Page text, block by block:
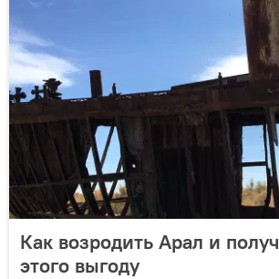
Как возродить Арал и
этого выгоду